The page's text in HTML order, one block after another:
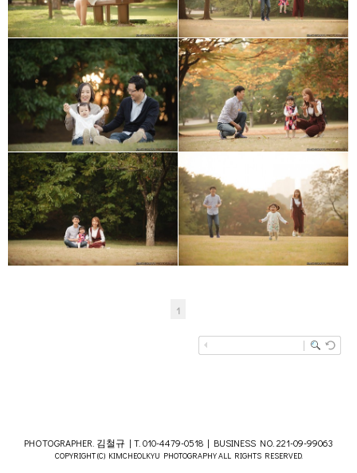
1
PHOTOGRAPHER. 김철규 | T. 010-4479-0518 | BUSINESS NO. 221-09-99063
COPYRIGHT (C) KIMCHEOLKYU PHOTOGRAPHY ALL RIGHTS RESERVED.